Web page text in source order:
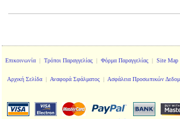
Επικοινωνία| Τρόποι Παραγγελίας| Φόρμα Παραγγελίας| Site Map
Αρχική Σελίδα | Αναφορά Σφάλματος | Ασφάλεια Προσωπικών